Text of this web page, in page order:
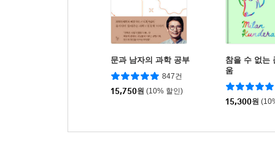
문과 남자의 과학 공부
847건
15,750원 (10% 할인)
참을 수 없는
움
15,300원